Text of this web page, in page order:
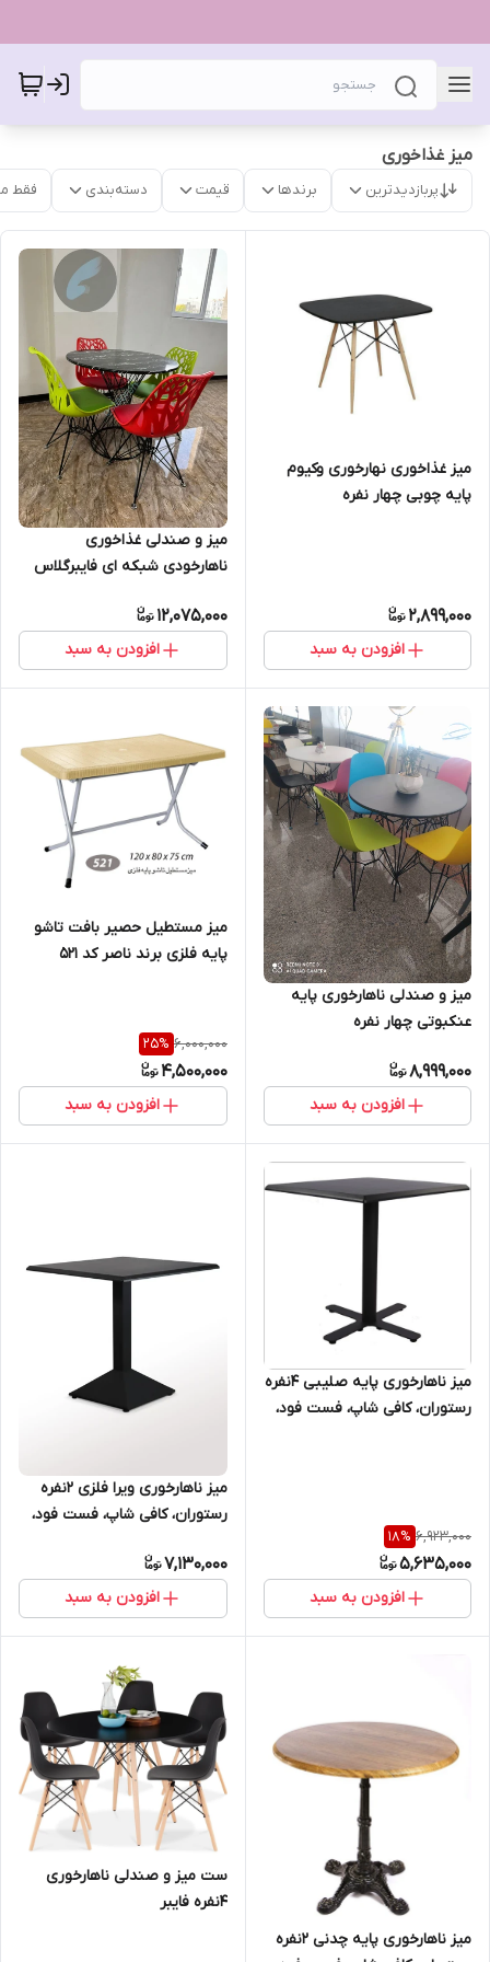
میز غذاخوری
پربازدیدترین برندها قیمت دسته‌بندی فقط
میز غذاخوری نهارخوری وکیوم
پایه چوبی چهار نفره
2,899,000
افزودن به سبد
میز و صندلی غذاخوری
ناهارخودی شبکه ای فایبرگلاس
سنگی ۴ نفره
12,075,000
افزودن به سبد
میز و صندلی ناهارخوری پایه
عنکبوتی چهار نفره
8,999,000
افزودن به سبد
میز مستطیل حصیر بافت تاشو
پایه فلزی برند ناصر کد 521
6,000,000
25%
4,500,000
افزودن به سبد
میز ناهارخوری پایه صلیبی ۴نفره
رستوران، کافی شاپ، فست فود،
6,923,000
18%
5,635,000
افزودن به سبد
میز ناهارخوری ویرا فلزی ۲نفره
رستوران، کافی شاپ، فست فود،
7,130,000
افزودن به سبد
میز ناهارخوری پایه چدنی ۲نفره
ست میز و صندلی ناهارخوری
4نفره فایبر